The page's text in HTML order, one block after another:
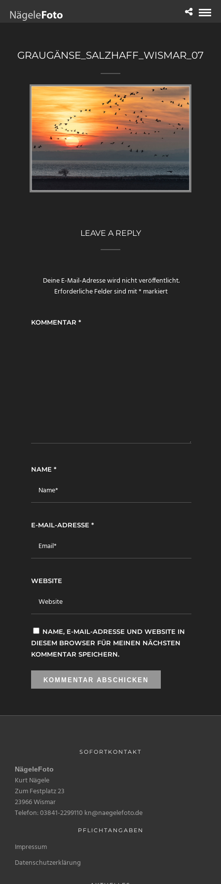
GRAUGÄNSE_SALZHAFF_WISMAR_07
LEAVE A REPLY
Deine E-Mail-Adresse wird nicht veröffentlicht.
Erforderliche Felder sind mit*markiert
KOMMENTAR *
NAME *
E-MAIL-ADRESSE *
WEBSITE
NAME, E-MAIL-ADRESSE UND WEBSITE IN
DIESEM BROWSER FÜR MEINEN NÄCHSTEN
KOMMENTAR SPEICHERN.
SOFORTKONTAKT
NägeleFoto
Kurt Nägele
Zum Festplatz 23
23966 Wismar
Telefon: 03841-2299110 kn@naegelefoto.de
PFLICHTANGABEN
Impressum
Datenschutzerklärung